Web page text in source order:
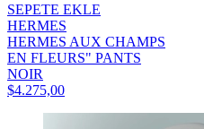
SEPETE EKLE
HERMES
HERMES AUX CHAMPS
EN FLEURS" PANTS
NOIR
$4.275,00